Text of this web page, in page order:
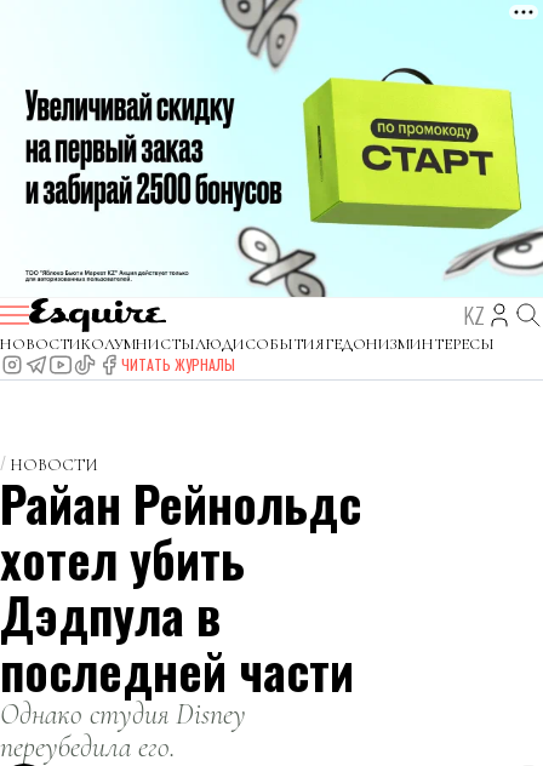
KZ
НОВОСТИКОЛУМНИСТЫЛЮДИСОБЫТИЯГЕДОНИЗМИНТЕРЕСЫ
ЧИТАТЬ ЖУРНАЛЫ
НОВОСТИ
Райан Рейнольдс
хотел убить
Дэдпула в
последней части
Однако студия Disney
переубедила его.